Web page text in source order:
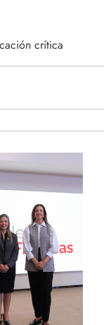
crítica